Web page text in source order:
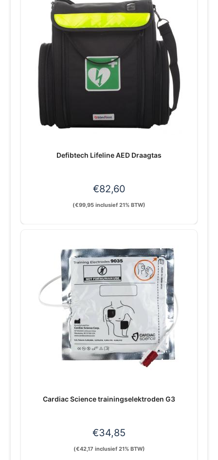
Defibtech Lifeline AED Draagtas
€82,60
(€99,95 inclusief 21% BTW)
Cardiac Science trainingselektroden G3
€34,85
(€42,17 inclusief 21% BTW)